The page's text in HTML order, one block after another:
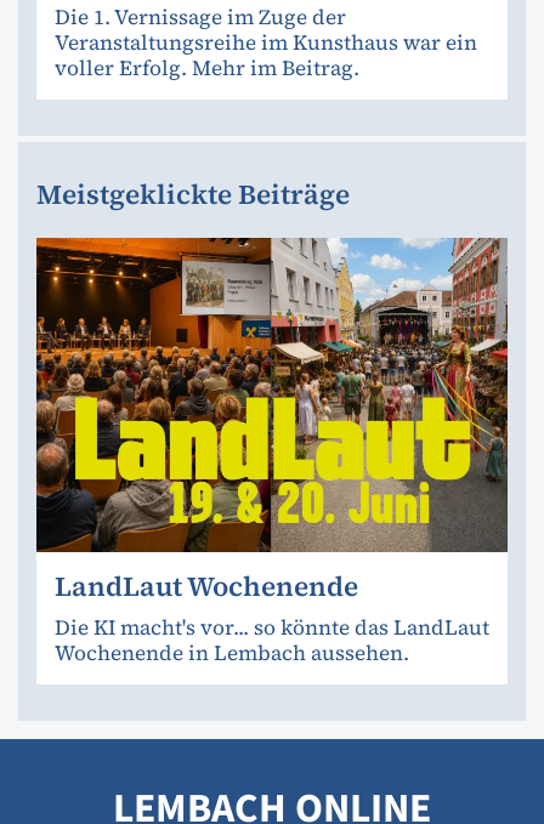
Die 1. Vernissage im Zuge der
Veranstaltungsreihe im Kunsthaus war ein
voller Erfolg. Mehr im Beitrag.
Meistgeklickte Beiträge
LandLaut Wochenende
Die KI macht's vor... so könnte das LandLaut
Wochenende in Lembach aussehen.
LEMBACH ONLINE